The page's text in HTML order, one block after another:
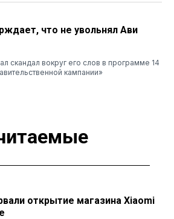
что не увольнял Ави
скандал вокруг его слов в программе 14
кампании»
открытие магазина Xiaomi